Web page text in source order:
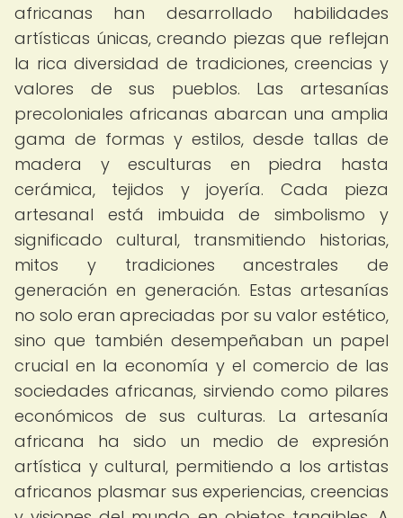
africanas han desarrollado habilidades
artísticas únicas, creando piezas que reflejan
la rica diversidad de tradiciones, creencias y
valores de sus pueblos. Las artesanías
precoloniales africanas abarcan una amplia
gama de formas y estilos, desde tallas de
madera y esculturas en piedra hasta
cerámica, tejidos y joyería. Cada pieza
artesanal está imbuida de simbolismo y
significado cultural, transmitiendo historias,
mitos y tradiciones ancestrales de
generación en generación. Estas artesanías
no solo eran apreciadas por su valor estético,
sino que también desempeñaban un papel
crucial en la economía y el comercio de las
sociedades africanas, sirviendo como pilares
económicos de sus culturas. La artesanía
africana ha sido un medio de expresión
artística y cultural, permitiendo a los artistas
africanos plasmar sus experiencias, creencias